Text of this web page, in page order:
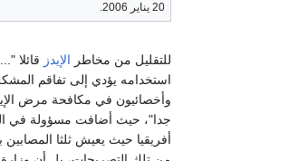
20 يناير 2006.
للتقليل من مخاطر الإيدز قائلا
استخدامه يؤدي إلى تفاقم
وأخصائيون في مكافحة مرض
جدا"، حيث أضافت مسؤولة في
أفريقيا حيث يعيش ثلثا المصابين